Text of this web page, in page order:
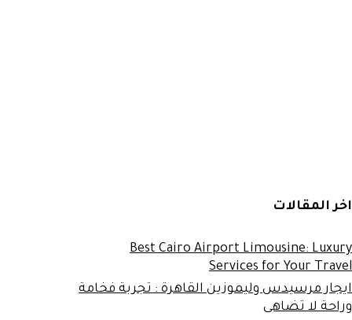
اخر المقالات
Best Cairo Airport Limousine: Luxury
Services for Your Travel
ايجار مرسيدس وليموزين القاهرة : تجربة فخامة
وراحة لا تضاهى